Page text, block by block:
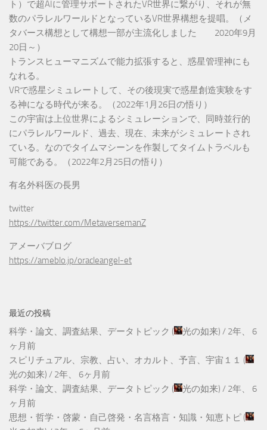
ト）で超AIに管理サポートされたVR世界に繋がり、それが無
数のパラレルワールドとなっているVR世界構想を提唱。（メ
タバース構想として構想一部が主流化しました 2020年9月
20日～）
トランスヒューマニズムで能力拡張すると、惑星管理神にも
なれる。
VRで惑星シミュレートして、その後現実で惑星創造実験をす
る神になる時代が来る。（2022年1月26日の悟り）
この宇宙は上位世界によるシミュレーションで、同時並行的
にパラレルワールド、過去、現在、未来がシミュレートされ
ている。なのでタイムマシーンを作製してタイムトラベルも
可能である。（2022年2月25日の悟り）
有名外科医の長男
twitter
https://twitter.com/MetaversemanZ
アメーバブログ
https://ameblo.jp/oracleangel-et
最近の投稿
科学・論文、調査結果、データトピック ( 光の如来) / 2年、 6
ヶ月前
スピリチュアル、宗教、占い、オカルト、予言、宇宙１１ (
光の如来) / 2年、 6ヶ月前
科学・論文、調査結果、データトピック ( 光の如来) / 2年、 6
ヶ月前
思想・哲学・啓蒙・自己啓発・名言格言・知識・知恵トピ (